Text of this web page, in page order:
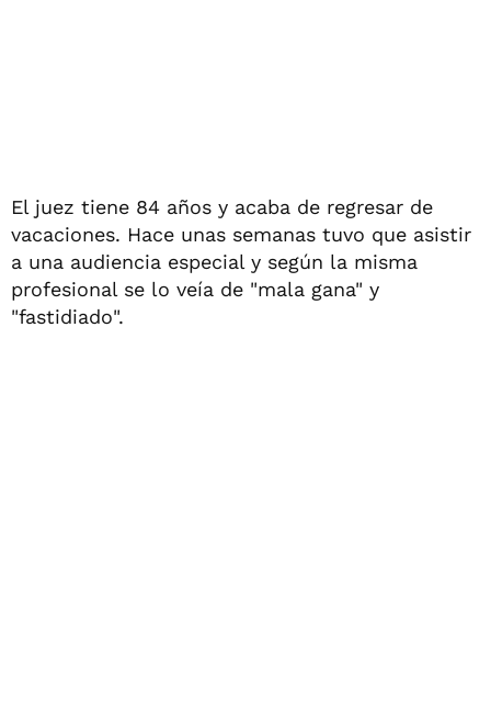
El juez tiene 84 años y acaba de regresar de
vacaciones. Hace unas semanas tuvo que asistir
a una audiencia especial y según la misma
profesional se lo veía de "mala gana" y
"fastidiado".